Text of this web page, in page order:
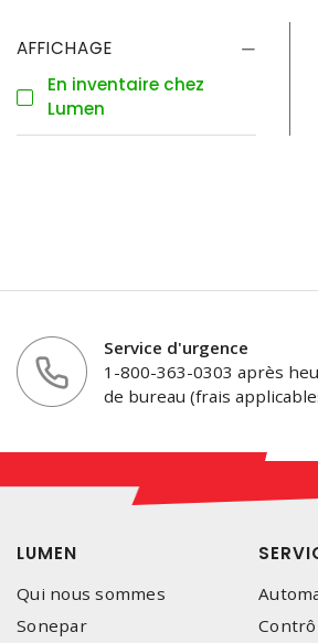
AFFICHAGE
En inventaire chez
Lumen
Service d'urgence
1-800-363-0303 après
de bureau (frais
LUMEN
Qui nous sommes
Sonepar